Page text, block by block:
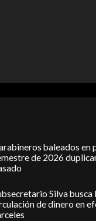
baleados en
de 2026
Silva
de dinero en